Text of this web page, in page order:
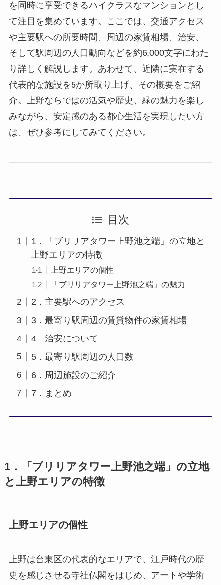
を同時に享受できるハイクラスなマンションとし
て注目を集めています。ここでは、交通アクセス
や主要駅への所要時間、周辺の家賃相場、治安、
そして駅周辺の人口動向などを約6,000文字にわた
り詳しく解説します。あわせて、近隣に実在する
代表的な施設を5か所取り上げ、その概要をご紹
介。上野ならではの活気や歴史、緑の魅力を楽し
みながら、安定感のある都心生活を実現したい方
は、ぜひ参考にしてみてください。
目次
1．「ブリリアタワー上野池之端」の立地と
上野エリアの特徴
上野エリアの個性
「ブリリアタワー上野池之端」の魅力
2．主要駅へのアクセス
3．最寄り駅周辺の賃貸物件の家賃相場
4．治安について
5．最寄り駅周辺の人口数
6．周辺施設のご紹介
7．まとめ
1．「ブリリアタワー上野池之端」の立地
と上野エリアの特徴
上野エリアの個性
上野は台東区の代表的なエリアで、江戸時代の歴
史を感じさせる寺社仏閣をはじめ、アートや学術